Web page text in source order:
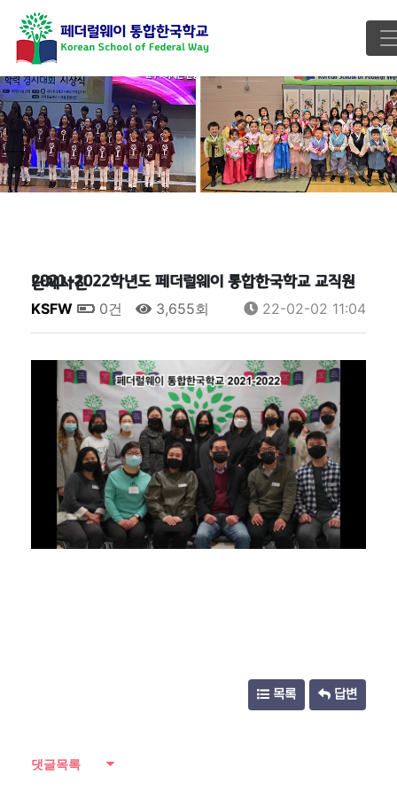
2021-2022학년도 페더럴웨이 통합한국학교 교직원 단체사진
KSFW 0건 3,655회 22-02-02 11:04
목록 답변
댓글목록